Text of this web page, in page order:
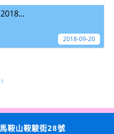
2018-09-20
1
鞍山鞍駿街28號